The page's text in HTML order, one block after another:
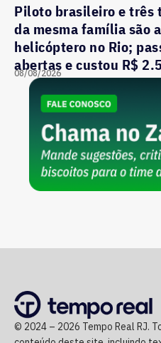
Piloto brasileiro e três
da mesma família são
helicóptero no Rio;
abertas e custou R$
08/08/2026
© 2024 – 2026 Tempo Real RJ.